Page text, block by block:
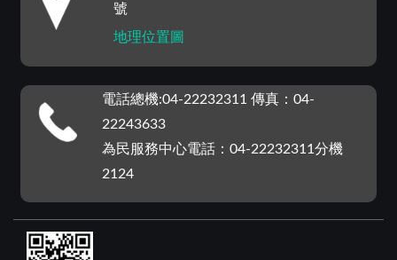
號
地理位置圖
電話總機:04-22232311 傳真：04-
22243633
為民服務中心電話：04-22232311分機
2124